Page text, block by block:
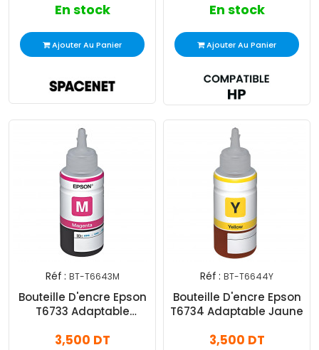
En stock
Ajouter Au Panier
En stock
Ajouter Au Panier
Réf : BT-T6643M
Bouteille D'encre Epson
T6733 Adaptable
3,500 DT
Réf : BT-T6644Y
Bouteille D'encre Epson
T6734 Adaptable Jaune
3,500 DT